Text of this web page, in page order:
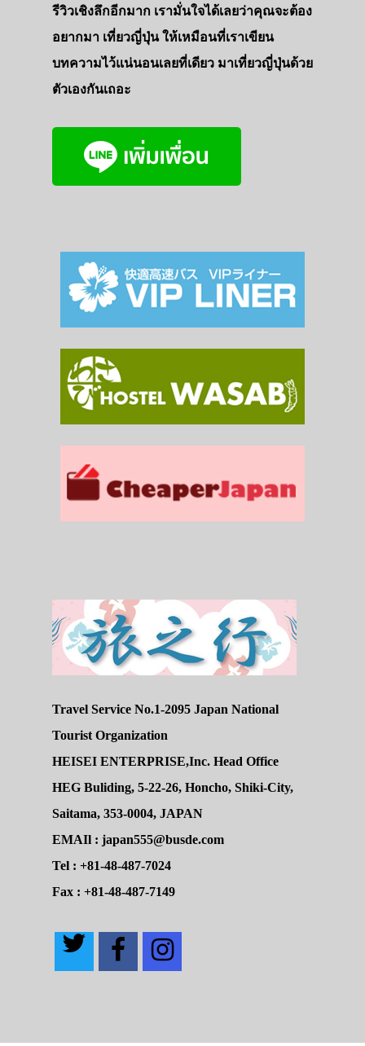
รีวิวเชิงลึกอีกมาก เรามั่นใจได้เลยว่าคุณจะต้อง
อยากมา เที่ยวญี่ปุ่น ให้เหมือนที่เราเขียน
บทความไว้แน่นอนเลยที่เดียว มาเที่ยวญี่ปุ่นด้วย
ตัวเองกันเถอะ
Travel Service No.1-2095 Japan National
Tourist Organization
HEISEI ENTERPRISE,Inc. Head Office
HEG Buliding, 5-22-26, Honcho, Shiki-City,
Saitama, 353-0004, JAPAN
EMAIl : japan555@busde.com
Tel : +81-48-487-7024
Fax : +81-48-487-7149